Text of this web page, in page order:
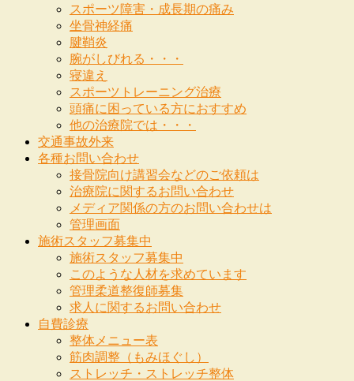
スポーツ障害・成長期の痛み
坐骨神経痛
腱鞘炎
腕がしびれる・・・
寝違え
スポーツトレーニング治療
頭痛に困っている方におすすめ
他の治療院では・・・
交通事故外来
各種お問い合わせ
接骨院向け講習会などのご依頼は
治療院に関するお問い合わせ
メディア関係の方のお問い合わせは
管理画面
施術スタッフ募集中
施術スタッフ募集中
このような人材を求めています
管理柔道整復師募集
求人に関するお問い合わせ
自費診療
整体メニュー表
筋肉調整（もみほぐし）
ストレッチ・ストレッチ整体